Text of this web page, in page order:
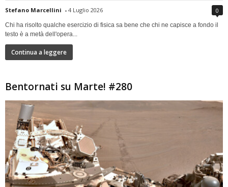
Stefano Marcellini - 4 Luglio 2026 0
Chi ha risolto qualche esercizio di fisica sa bene che chi ne capisce a fondo il
testo è a metà dell'opera...
Continua a leggere
Bentornati su Marte! #280